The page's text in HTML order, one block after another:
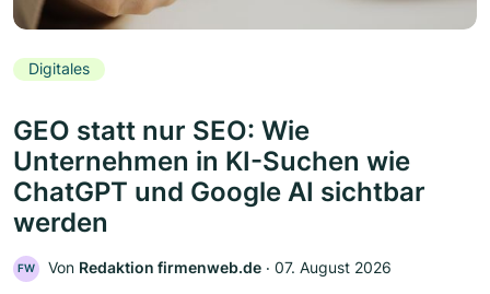
Digitales
GEO statt nur SEO: Wie
Unternehmen in KI-Suchen wie
ChatGPT und Google AI sichtbar
werden
FW Von Redaktion firmenweb.de ‧ 07. August 2026